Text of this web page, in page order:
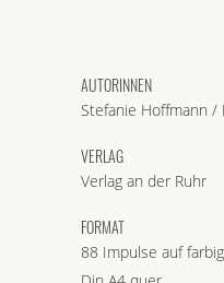
AUTORINNEN
Stefanie Hoffmann /
VERLAG
Verlag an der Ruhr
FORMAT
88 Impulse auf